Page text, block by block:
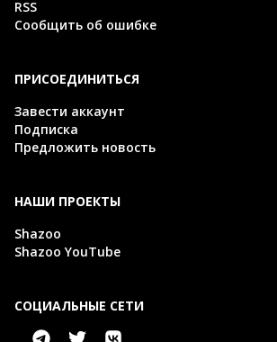
RSS
Сообщить об ошибке
ПРИСОЕДИНИТЬСЯ
Завести аккаунт
Подписка
Предложить новость
НАШИ ПРОЕКТЫ
Shazoo
Shazoo YouTube
СОЦИАЛЬНЫЕ СЕТИ